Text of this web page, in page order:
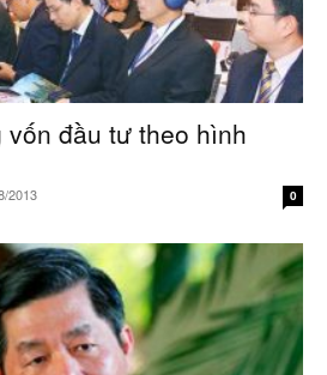
vốn đầu tư theo hình
2013 0